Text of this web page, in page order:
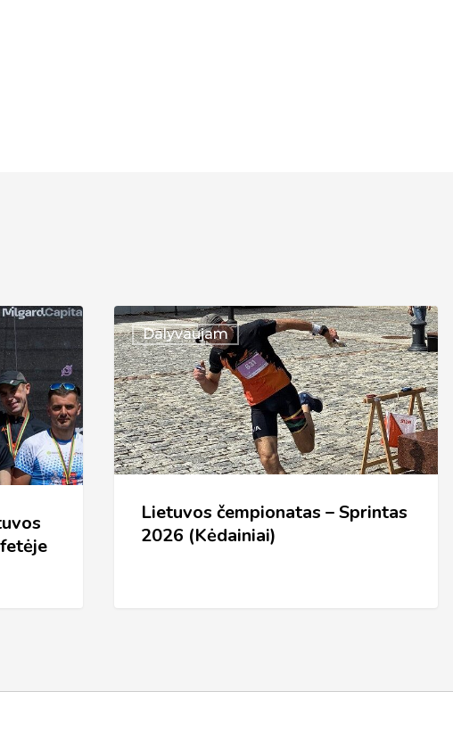
Dalyvaujam
Lietuvos
čempionatas
–
Sprintas
2026
(Kėdainiai)
Lietuvos čempionatas – Sprintas
2026 (Kėdainiai)